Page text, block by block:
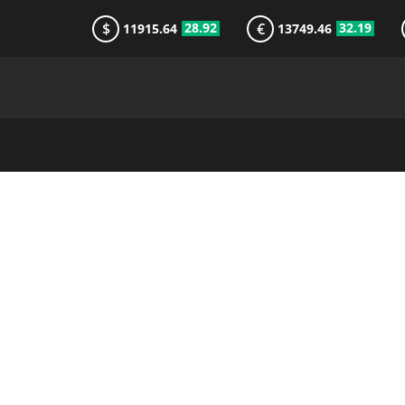
$ 11915.64 28.92 € 13749.46 32.19